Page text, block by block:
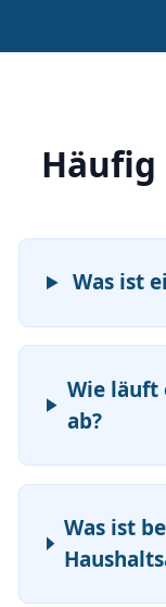
Was ist
Wie läuft
ab?
Was ist